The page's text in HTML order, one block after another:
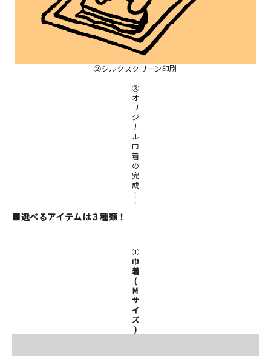
②シルクスクリーン印刷
③
オ
リ
ジ
ナ
ル
巾
着
の
完
成
！
！
■選べるアイテムは３種類！
①
巾
着
(
M
サ
イ
ズ
)